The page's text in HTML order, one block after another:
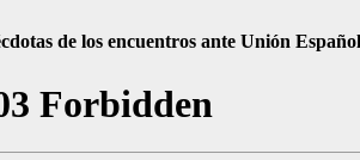
de los encuentros ante Unión